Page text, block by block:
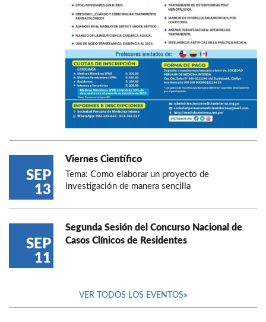
SEP
13
Viernes Científico
Tema: Como elaborar un proyecto de
investigación de manera sencilla
SEP
11
Segunda Sesión del Concurso Nacional de
Casos Clínicos de Residentes
VER TODOS LOS EVENTOS